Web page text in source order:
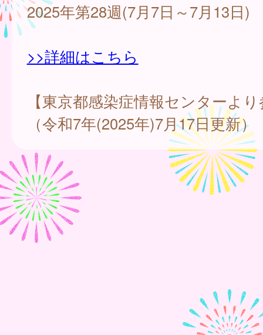
2025年第28週(7月7日～7月13日)
>>詳細はこちら
【東京都感染症情報センターよ
（令和7年(2025年)7月17日更新）